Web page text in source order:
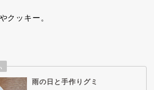
クッキー。
雨の日と手作りグミ